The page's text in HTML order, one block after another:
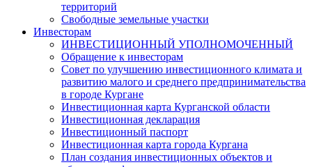
территорий
Свободные земельные участки
Инвесторам
ИНВЕСТИЦИОННЫЙ УПОЛНОМОЧЕННЫЙ
Обращение к инвесторам
Совет по улучшению инвестиционного климата и
развитию малого и среднего предпринимательства
в городе Кургане
Инвестиционная карта Курганской области
Инвестиционная декларация
Инвестиционный паспорт
Инвестиционная карта города Кургана
План создания инвестиционных объектов и